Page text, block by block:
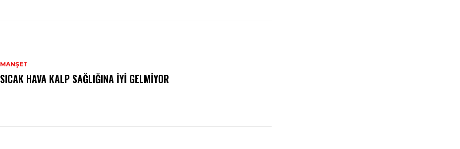
MANŞET
SICAK HAVA KALP SAĞLIĞINA İYI GELMIYOR